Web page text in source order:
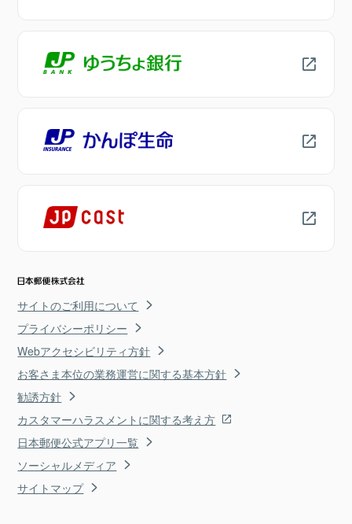
サイトのご利用について
プライバシーポリシー
Webアクセシビリティ方針
お客さま本位の業務運営に関する基本方針
勧誘方針
カスタマーハラスメントに関する考え方
日本郵便公式アプリ一覧
ソーシャルメディア
サイトマップ